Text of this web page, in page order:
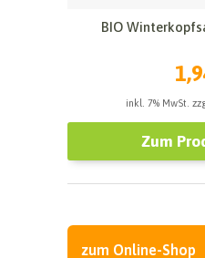
BIO
inkl. 7% MwSt.
Zum
zum Online-Shop